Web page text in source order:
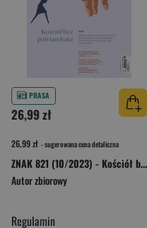
PRASA
26,99 zł
26,99 zł - sugerowana cena detaliczna
ZNAK 821 (10/2023) - Kościół bez patriarchatu
Autor zbiorowy
Regulamin